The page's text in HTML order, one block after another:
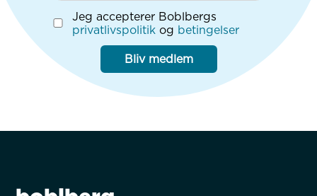
Jeg accepterer Boblbergs
privatlivspolitik og betingelser
Bliv medlem